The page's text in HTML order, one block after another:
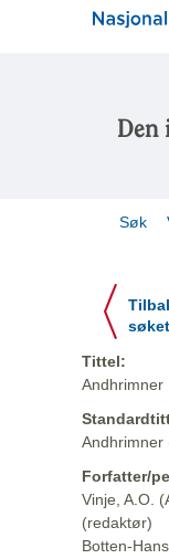
Den
Søk
Tittel:
Andhrimner
Andhrimner
Forfatter/
Vinje, A.O.
(redaktør)
Botten-